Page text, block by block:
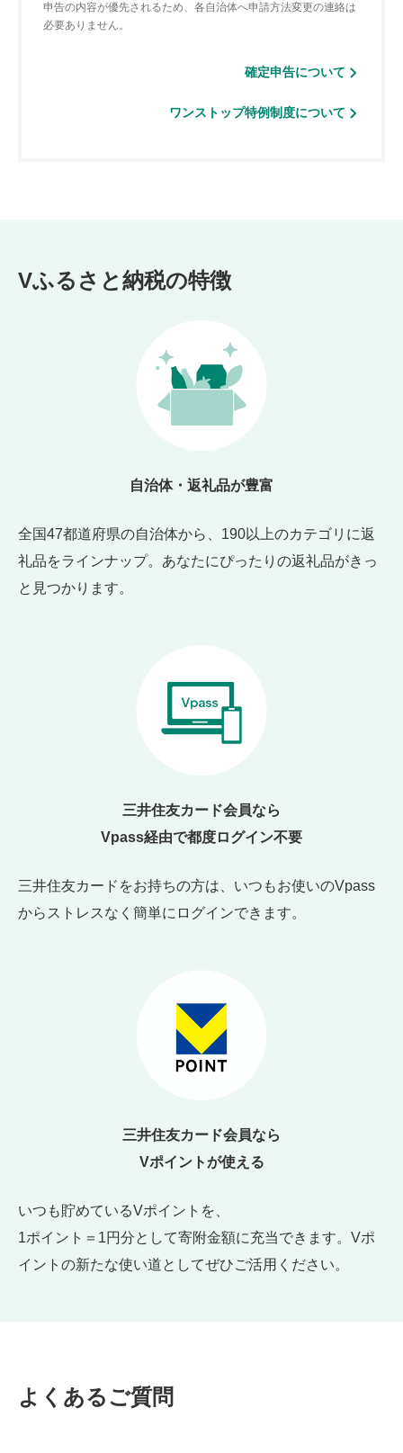
申告の内容が優先されるため、各自治体へ申請方法変更の連絡は
必要ありません。
確定申告について
ワンストップ特例制度について
Vふるさと納税の特徴
自治体・返礼品が豊富
全国47都道府県の自治体から、190以上のカテゴリに返
礼品をラインナップ。あなたにぴったりの返礼品がきっ
と見つかります。
三井住友カード会員なら
Vpass経由で都度ログイン不要
三井住友カードをお持ちの方は、いつもお使いのVpass
からストレスなく簡単にログインできます。
三井住友カード会員なら
Vポイントが使える
いつも貯めているVポイントを、
1ポイント＝1円分として寄附金額に充当できます。Vポ
イントの新たな使い道としてぜひご活用ください。
よくあるご質問